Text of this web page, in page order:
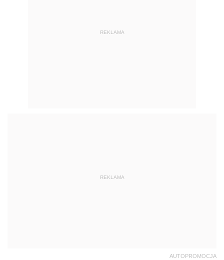
REKLAMA
REKLAMA
AUTOPROMOCJA